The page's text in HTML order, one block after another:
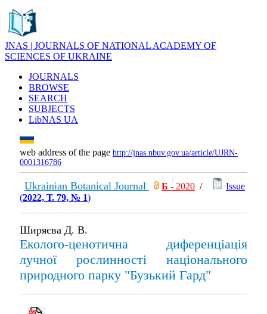
JNAS | JOURNALS OF NATIONAL ACADEMY OF
SCIENCES OF UKRAINE
JOURNALS
BROWSE
SEARCH
SUBJECTS
LibNAS UA
web address of the page http://jnas.nbuv.gov.ua/article/UJRN-
0001316786
Ukrainian Botanical Journal Б - 2020 /
Issue
(2022, Т. 79, № 1)
Ширяєва Д. В.
Еколого-ценотична диференціація
лучної рослинності національного
природного парку "Бузький Гард"